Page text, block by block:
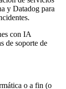
y Datadog para
con IA
de soporte de
o a fin (o